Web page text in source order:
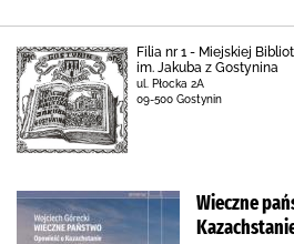
Filia nr 1 - Miejskiej
im. Jakuba z Gostynina
ul. Płocka 2A
09-500 Gostynin
Wieczne